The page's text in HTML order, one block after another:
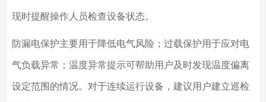
现时提醒操作人员检查设备状态。
防漏电保护主要用于降低电气风险；过载保护用于应对电
气负载异常；温度异常提示可帮助用户及时发现温度偏离
设定范围的情况。对于连续运行设备，建议用户建立巡检